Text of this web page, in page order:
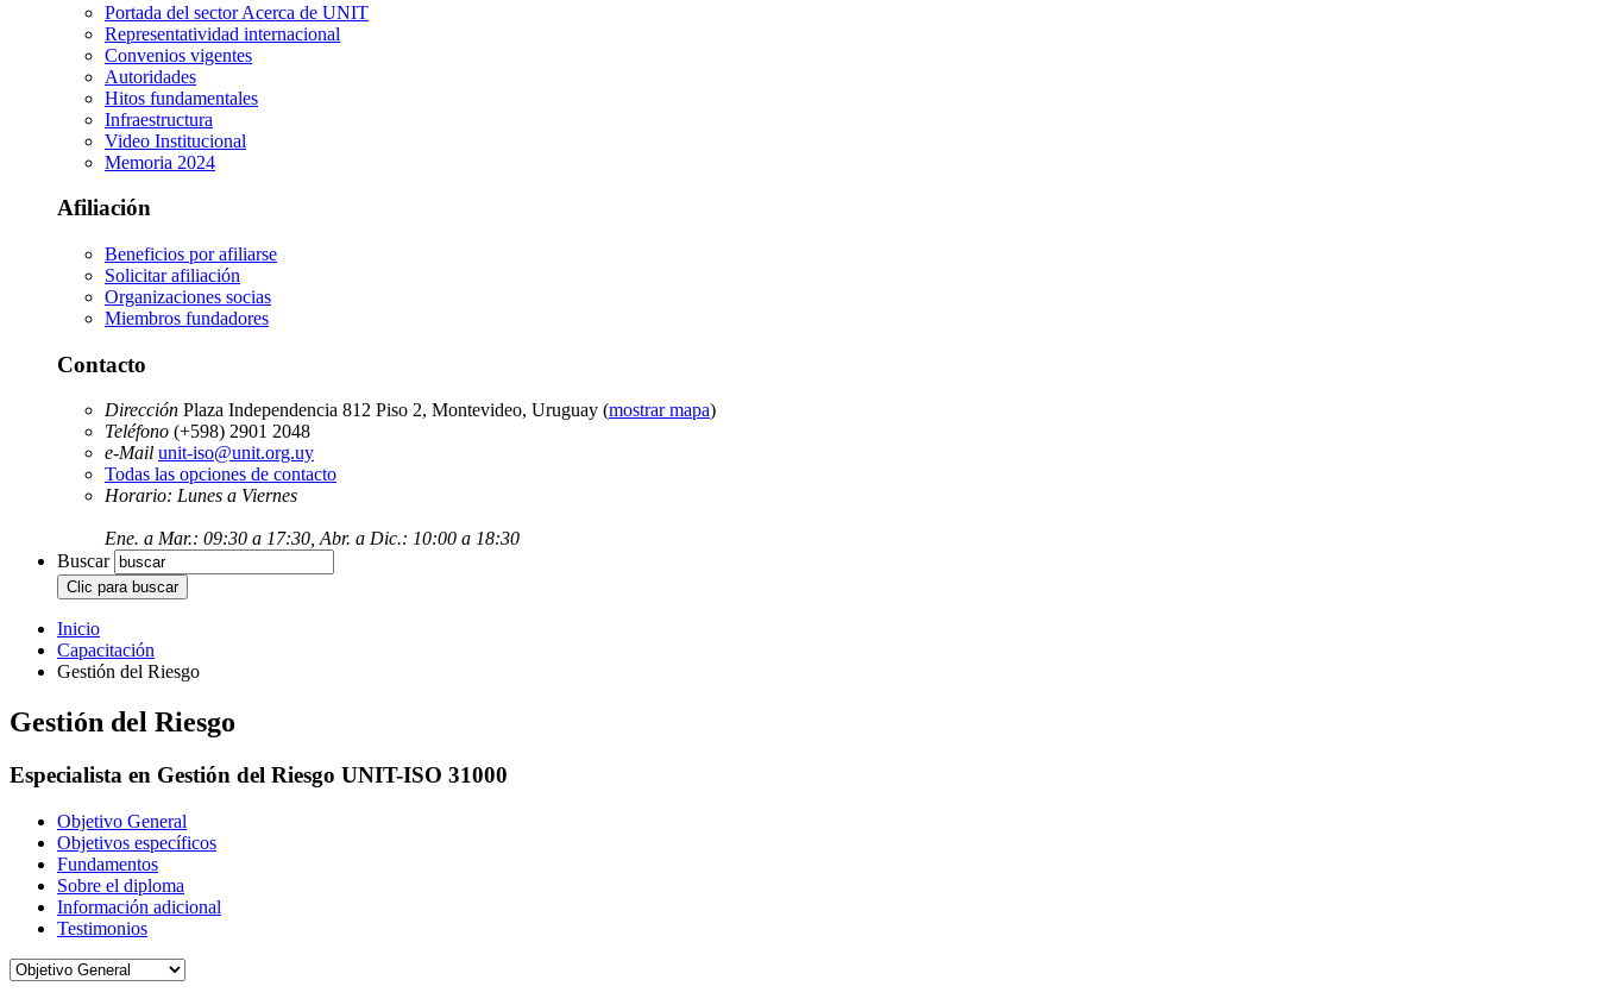
Portada del sectorAcerca de UNIT
Representatividad internacional
Convenios vigentes
Autoridades
Hitos fundamentales
Infraestructura
Video Institucional
Memoria 2024
Afiliación
Beneficios por afiliarse
Solicitar afiliación
Organizaciones socias
Miembros fundadores
Contacto
Dirección Plaza Independencia 812 Piso 2, Montevideo, Uruguay (mostrar mapa)
Teléfono (+598) 2901 2048
e-Mail unit-iso@unit.org.uy
Todas las opciones de contacto
Horario: Lunes a Viernes
Ene. a Mar.: 09:30 a 17:30, Abr. a Dic.: 10:00 a 18:30
Buscar
Inicio
Capacitación
Gestión del Riesgo
Gestión del Riesgo
Especialista en Gestión del Riesgo UNIT-ISO 31000
Objetivo General
Objetivos específicos
Fundamentos
Sobre el diploma
Información adicional
Testimonios